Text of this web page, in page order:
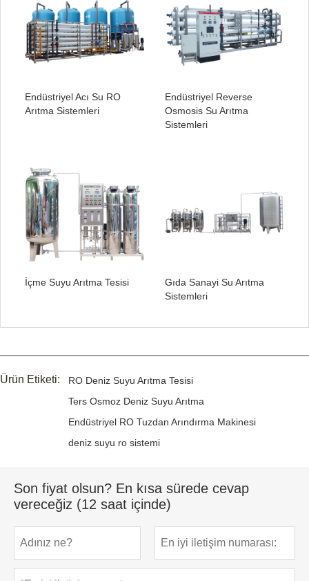
Endüstriyel Acı Su RO
Arıtma Sistemleri
Endüstriyel Reverse
Osmosis Su Arıtma
Sistemleri
İçme Suyu Arıtma Tesisi
Gıda Sanayi Su Arıtma
Sistemleri
Ürün Etiketi:
RO Deniz Suyu Arıtma Tesisi
Ters Osmoz Deniz Suyu Arıtma
Endüstriyel RO Tuzdan Arındırma Makinesi
deniz suyu ro sistemi
Son fiyat olsun? En kısa sürede cevap
vereceğiz (12 saat içinde)